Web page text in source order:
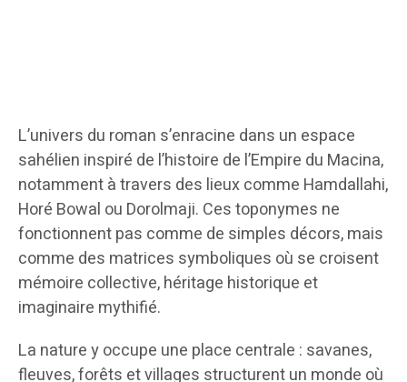
L’univers du roman s’enracine dans un espace
sahélien inspiré de l’histoire de l’Empire du Macina,
notamment à travers des lieux comme Hamdallahi,
Horé Bowal ou Dorolmaji. Ces toponymes ne
fonctionnent pas comme de simples décors, mais
comme des matrices symboliques où se croisent
mémoire collective, héritage historique et
imaginaire mythifié.
La nature y occupe une place centrale : savanes,
fleuves, forêts et villages structurent un monde où